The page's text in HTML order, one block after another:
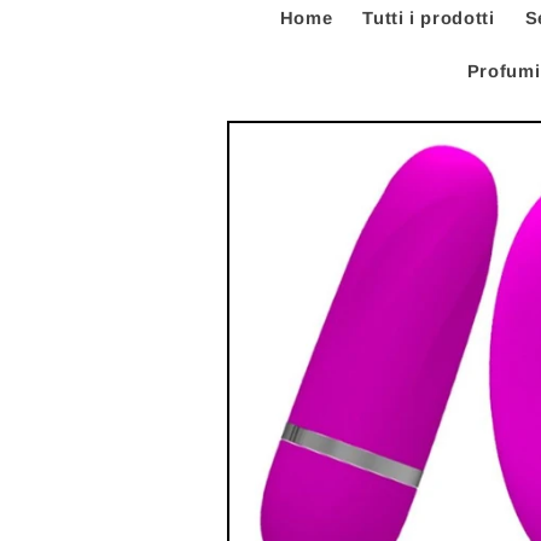
Home Tutti i prodotti
Profumi
Passa alle